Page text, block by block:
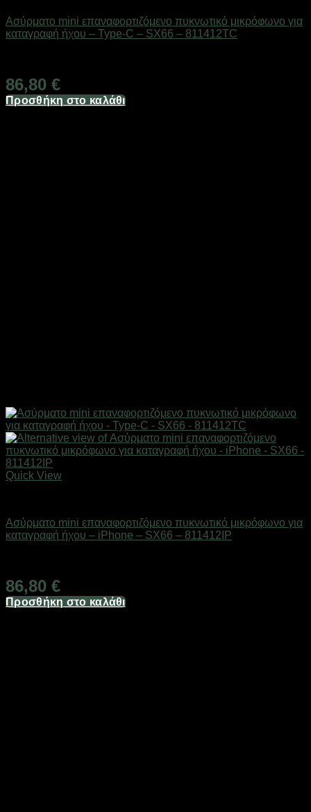
Ασύρματο mini επαναφορτιζόμενο πυκνωτικό μικρόφωνο για
καταγραφή ήχου – Type-C – SX66 – 811412TC
86,80 €
Προσθήκη στο καλάθι
Quick View
Ασύρματο mini επαναφορτιζόμενο πυκνωτικό μικρόφωνο για
καταγραφή ήχου – iPhone – SX66 – 811412IP
86,80 €
Προσθήκη στο καλάθι